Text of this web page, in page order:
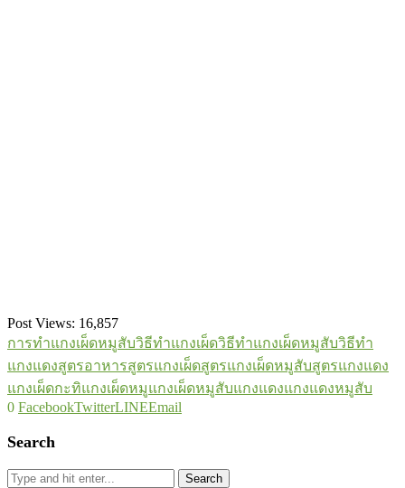
Post Views: 16,857
การทำแกงเผ็ดหมูสับวิธีทำแกงเผ็ดวิธีทำแกงเผ็ดหมูสับวิธีทำ
แกงแดงสูตรอาหารสูตรแกงเผ็ดสูตรแกงเผ็ดหมูสับสูตรแกงแดง
แกงเผ็ดกะทิแกงเผ็ดหมูแกงเผ็ดหมูสับแกงแดงแกงแดงหมูสับ
0 FacebookTwitterLINEEmail
Search
Search